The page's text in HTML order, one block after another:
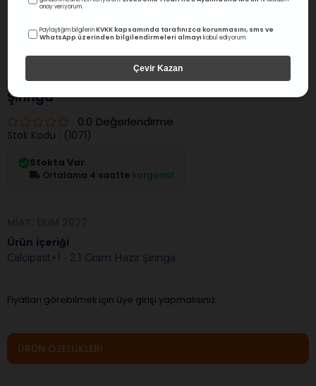
Cerkamed Calcıpast Kalsiyum Hidroksit
Şırınga
0.0 Değerlendirme
Stok Kodu (1071)
Stokta Var
Ortalama 4 saatte kargoda!
Ürün içeriği
Calcipast+I - 2.1 Gram Hazır Şırınga
Fiyatları görebilmek için üye girişi yapmalısınız.
ÜRÜN ÖZELLIKLERI
onay veriyorum.
Paylaştığım bilgilerinKVKK kapsamında tarafınızca korunmasını, sms ve
WhatsApp üzerinden bilgilendirmeleri almayı kabul ediyorum.
Çevir Kazan